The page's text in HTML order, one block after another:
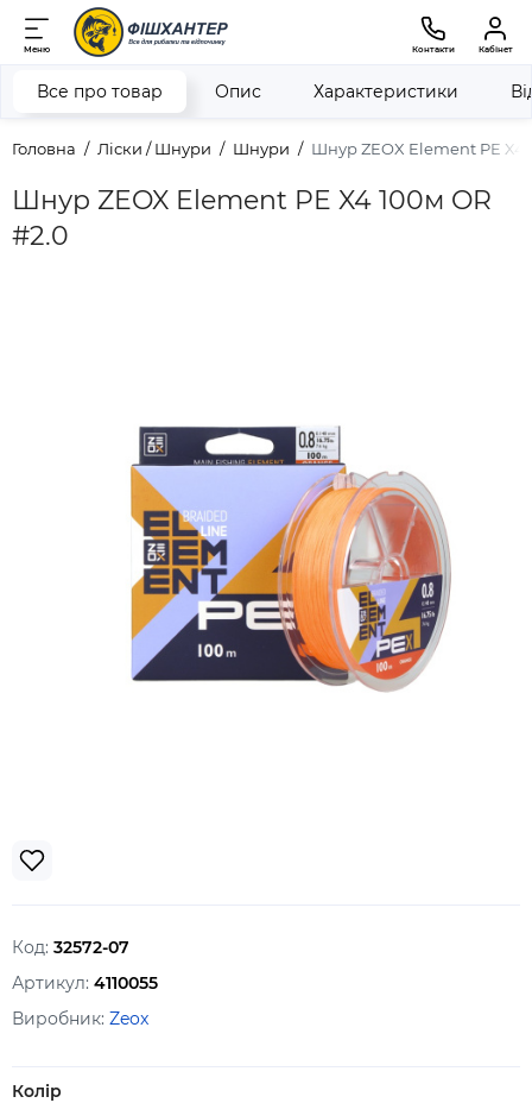
Меню Контакти Кабінет
Головна Ліски / Шнури Шнури Шнур ZEOX Element PE X4
Шнур ZEOX Element PE X4 100м OR
#2.0
Все про товар Опис Характеристики
Код: 32572-07
Артикул: 4110055
Виробник: Zeox
Колір